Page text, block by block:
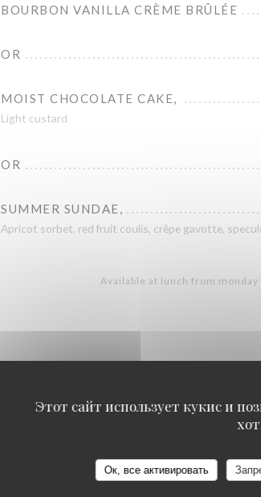
Этот сайт использует кукис и
Ок, все активировать
BOURBON VANILLA CRÈME BRÛLÉE
OR
MOIST CHOCOLATE CAKE,
Light custard
OR
SUMMER SUNDAE,
Apricot sorbet, red fruit coulis, crêpe gavotte,
Available at lunch from